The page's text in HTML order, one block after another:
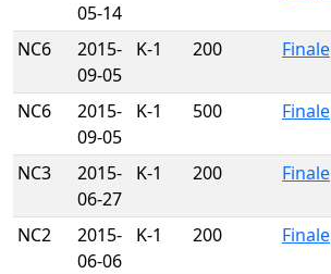
05-14
NC6
2015-
09-05
K-1 200 Finale
NC6
2015-
09-05
K-1 500 Finale
NC3
2015-
06-27
K-1 200 Finale
NC2
2015-
06-06
K-1 200 Finale